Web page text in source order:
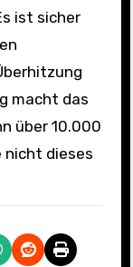
ist sicher
macht das
über 10.000
nicht dieses